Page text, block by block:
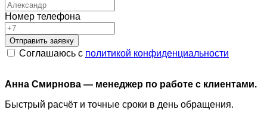
Номер телефона
Отправить заявку
Соглашаюсь с политикой конфиденциальности
Анна Смирнова — менеджер по работе с клиентами.
Быстрый расчёт и точные сроки в день обращения.